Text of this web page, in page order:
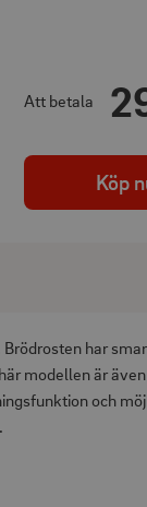
Att betala
Köp
Brödrosten har
modellen är även
och